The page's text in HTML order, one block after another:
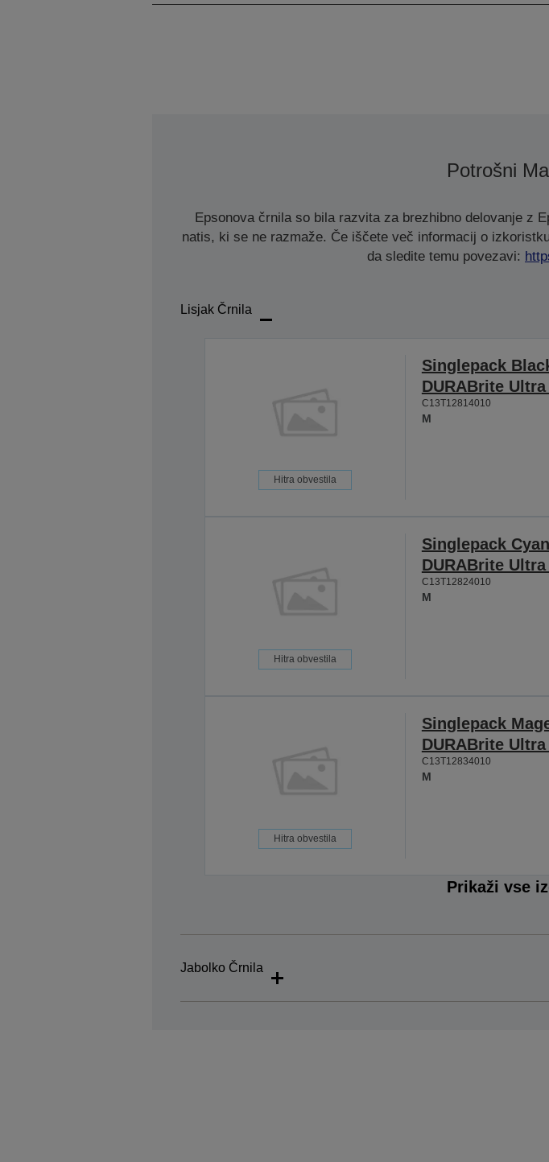
Potrošni
Epsonova črnila so bila razvita za brezhibno delovanje z
natis, ki se ne razmaže. Če iščete več informacij o
da sledite temu povezavi:
Lisjak Črnila
Hitra obvestila
Singlepack
DURABrite
C13T12814010
M
Hitra obvestila
Singlepack
DURABrite
C13T12824010
M
Hitra obvestila
Singlepack
DURABrite
C13T12834010
M
Prikaži vse
Jabolko Črnila